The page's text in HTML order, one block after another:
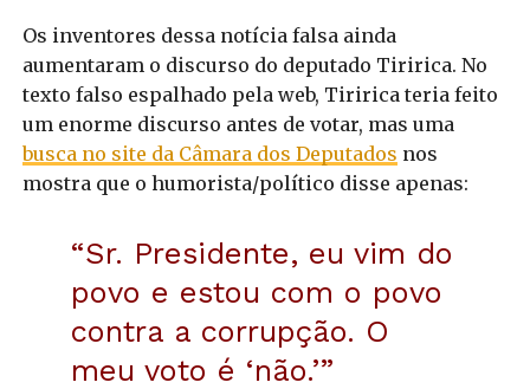
Os inventores dessa notícia falsa ainda
aumentaram o discurso do deputado Tiririca. No
texto falso espalhado pela web, Tiririca teria feito
um enorme discurso antes de votar, mas uma
busca no site da Câmara dos Deputados nos
mostra que o humorista/político disse apenas:
“Sr. Presidente, eu vim do
povo e estou com o povo
contra a corrupção. O
meu voto é ‘não.’”